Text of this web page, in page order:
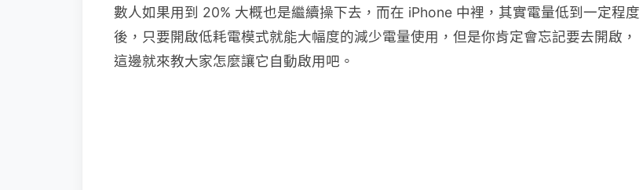
數人如果用到 20% 大概也是繼續操下去，而在 iPhone 中裡，其實電量低到一定程度
後，只要開啟低耗電模式就能大幅度的減少電量使用，但是你肯定會忘記要去開啟，
這邊就來教大家怎麼讓它自動啟用吧。